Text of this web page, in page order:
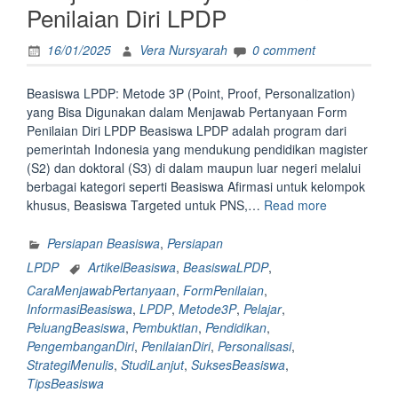
Penilaian Diri LPDP
16/01/2025 Vera Nursyarah 0 comment
Beasiswa LPDP: Metode 3P (Point, Proof, Personalization)
yang Bisa Digunakan dalam Menjawab Pertanyaan Form
Penilaian Diri LPDP Beasiswa LPDP adalah program dari
pemerintah Indonesia yang mendukung pendidikan magister
(S2) dan doktoral (S3) di dalam maupun luar negeri melalui
berbagai kategori seperti Beasiswa Afirmasi untuk kelompok
khusus, Beasiswa Targeted untuk PNS,… Read more“Beasiswa
Persiapan Beasiswa, Persiapan
LPDP
ArtikelBeasiswa, BeasiswaLPDP,
CaraMenjawabPertanyaan, FormPenilaian,
InformasiBeasiswa, LPDP, Metode3P, Pelajar,
PeluangBeasiswa, Pembuktian, Pendidikan,
PengembanganDiri, PenilaianDiri, Personalisasi,
StrategiMenulis, StudiLanjut, SuksesBeasiswa,
TipsBeasiswa